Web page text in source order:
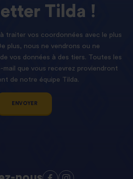
Tilda !
traiter vos coordonnées avec le plus
plus, nous ne vendrons ou ne
vos données à des tiers. Toutes les
mail que vous recevrez proviendront
de notre équipe Tilda.
ENVOYER